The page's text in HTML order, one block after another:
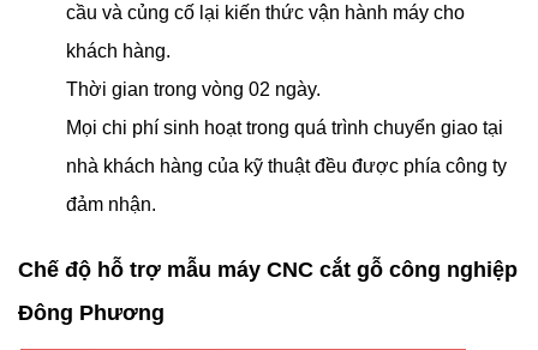
cầu và củng cố lại kiến thức vận hành máy cho
khách hàng.
Thời gian trong vòng 02 ngày.
Mọi chi phí sinh hoạt trong quá trình chuyển giao tại
nhà khách hàng của kỹ thuật đều được phía công ty
đảm nhận.
Chế độ hỗ trợ mẫu máy CNC cắt gỗ công nghiệp
Đông Phương